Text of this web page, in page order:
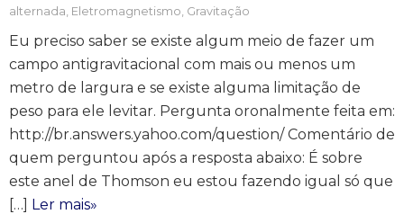
alternada, Eletromagnetismo, Gravitação
Eu preciso saber se existe algum meio de fazer um
campo antigravitacional com mais ou menos um
metro de largura e se existe alguma limitação de
peso para ele levitar. Pergunta oronalmente feita em:
http://br.answers.yahoo.com/question/ Comentário de
quem perguntou após a resposta abaixo: É sobre
este anel de Thomson eu estou fazendo igual só que
[…] Ler mais»